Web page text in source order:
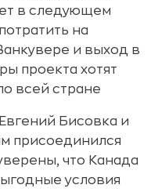
в следующем
на
и выход в
проекта хотят
всей стране
Бисовка и
присоединился
что Канада
условия